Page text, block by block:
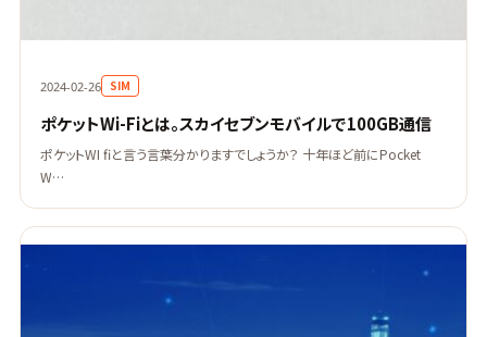
2024-02-26 SIM
ポケットWi-Fiとは。スカイセブンモバイルで100GB通信
ポケットWI fiと言う言葉分かりますでしょうか？ 十年ほど前にPocket
W…